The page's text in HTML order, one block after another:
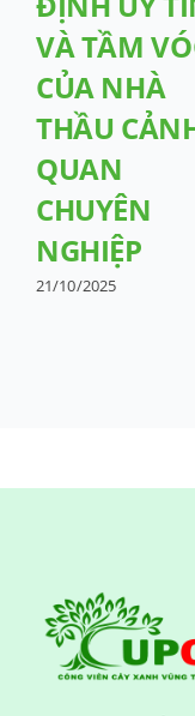
VÀ TẦM
CỦA NHÀ
THẦU
QUAN
CHUYÊN
NGHIỆP
21/10/2025